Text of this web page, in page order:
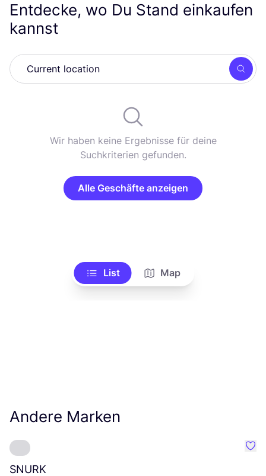
Entdecke, wo Du Stand einkaufen
kannst
Wir haben keine Ergebnisse für deine
Suchkriterien gefunden.
Alle Geschäfte anzeigen
List Map
Andere Marken
SNURK